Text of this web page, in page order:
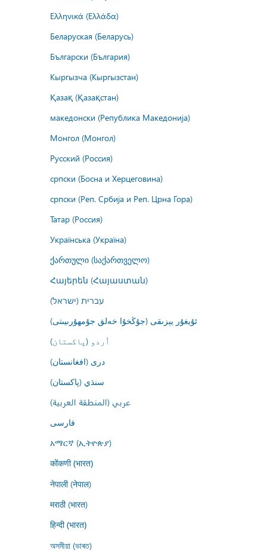
Ελληνικά (Ελλάδα)
Беларуская (Беларусь)
Български (България)
Кыргызча (Кыргызстан)
Қазақ (Қазақстан)
македонски (Република Македонија)
Монгол (Монгол)
Русский (Россия)
српски (Босна и Херцеговина)
српски (Реп. Србија и Реп. Црна Гора)
Татар (Россия)
Українська (Україна)
ქართული (საქართველო)
Հայերեն (Հայաստան)
עברית (ישראל)
ئۇيغۇر يېزىقى (جۇڭخۇا خەلق جۇمھۇرىيىتى)
اُردو (پاکستان)
درى (افغانستان)
سنڌي (پاکستان)
عربي (المنطقة العربية)
فارسى
አማርኛ (ኢትዮጵያ)
कोंकणी (भारत)
नेपाली (नेपाल)
मराठी (भारत)
हिन्दी (भारत)
অসমীয়া (ভাৰত)